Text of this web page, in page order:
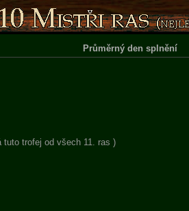
Průměrný den splnění
trofej od všech 11. ras )